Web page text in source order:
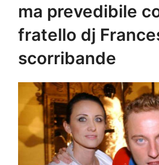
ma prevedibile
fratello dj
scorribande